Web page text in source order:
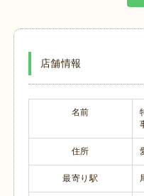
店舗情報
名前
住所
最寄り駅